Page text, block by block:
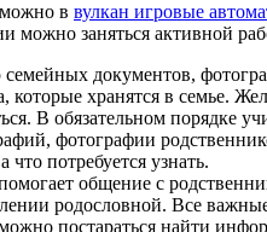
в вулкан игровые
можно заняться активной
семейных документов,
которые хранятся в семье.
В обязательном порядке
фотографии
что потребуется узнать.
общение с
родословной. Все
постараться найти